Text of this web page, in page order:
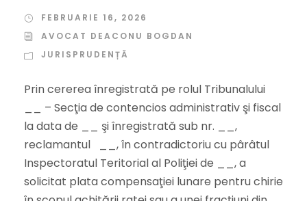
FEBRUARIE 16, 2026
AVOCAT DEACONU BOGDAN
JURISPRUDENȚĂ
Prin cererea înregistrată pe rolul Tribunalului
__ – Secţia de contencios administrativ şi fiscal
la data de __ şi înregistrată sub nr. __,
reclamantul __, în contradictoriu cu pârâtul
Inspectoratul Teritorial al Poliţiei de __, a
solicitat plata compensaţiei lunare pentru chirie